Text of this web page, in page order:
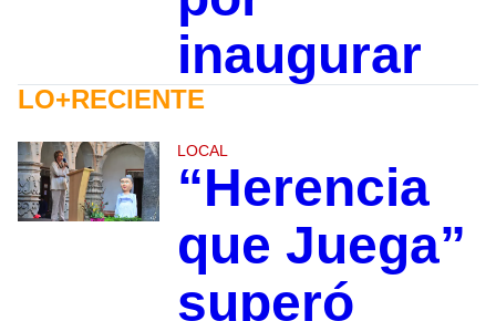
inaugurar
LO+RECIENTE
LOCAL
“Herencia
que Juega”
superó